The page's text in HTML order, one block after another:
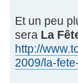
Et un peu
sera La
http://
2009/la-